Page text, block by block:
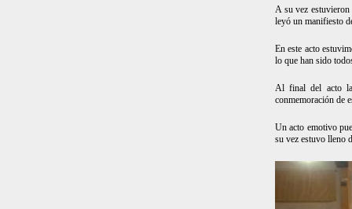
A su vez
leyó un manifiesto
En este acto
lo que han sido
Al final del acto
conmemoración de
Un acto emotivo
su vez estuvo lleno